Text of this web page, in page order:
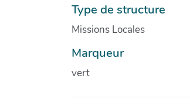
Type de structure
Missions Locales
Marqueur
vert